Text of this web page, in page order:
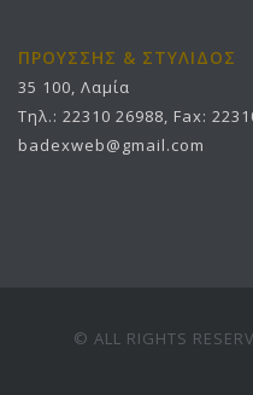
ΠΡΟΥΣΣΗΣ & ΣΤΥΛΙΔΟΣ
35 100, Λαμία
Τηλ.: 22310 26988, Fax:
badexweb@gmail.com
© ALL RIGHTS